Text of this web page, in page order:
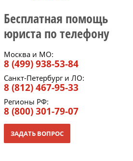
Бесплатная помощь
юриста по телефону
Москва и МО:
8 (499) 938-53-84
Санкт-Петербург и ЛО:
8 (812) 467-95-33
Регионы РФ:
8 (800) 301-79-07
ЗАДАТЬ ВОПРОС